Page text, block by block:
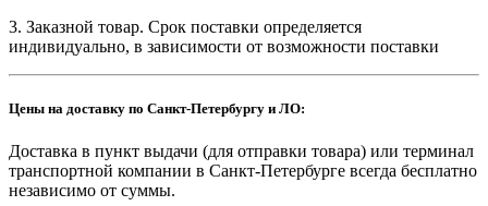
3. Заказной товар. Срок поставки определяется
индивидуально, в зависимости от возможности поставки
Цены на доставку по Санкт-Петербургу и ЛО:
Доставка в пункт выдачи (для отправки товара) или терминал
транспортной компании в Санкт-Петербурге всегда бесплатно
независимо от суммы.